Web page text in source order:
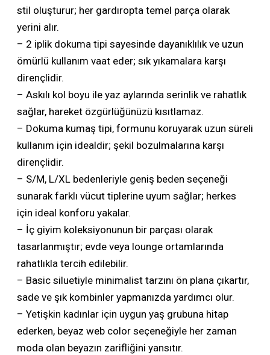
stil oluşturur; her gardıropta temel parça olarak
yerini alır.
– 2 iplik dokuma tipi sayesinde dayanıklılık ve uzun
ömürlü kullanım vaat eder; sık yıkamalara karşı
dirençlidir.
– Askılı kol boyu ile yaz aylarında serinlik ve rahatlık
sağlar, hareket özgürlüğünüzü kısıtlamaz.
– Dokuma kumaş tipi, formunu koruyarak uzun süreli
kullanım için idealdir; şekil bozulmalarına karşı
dirençlidir.
– S/M, L/XL bedenleriyle geniş beden seçeneği
sunarak farklı vücut tiplerine uyum sağlar; herkes
için ideal konforu yakalar.
– İç giyim koleksiyonunun bir parçası olarak
tasarlanmıştır; evde veya lounge ortamlarında
rahatlıkla tercih edilebilir.
– Basic siluetiyle minimalist tarzını ön plana çıkartır,
sade ve şık kombinler yapmanızda yardımcı olur.
– Yetişkin kadınlar için uygun yaş grubuna hitap
ederken, beyaz web color seçeneğiyle her zaman
moda olan beyazın zarifliğini yansıtır.